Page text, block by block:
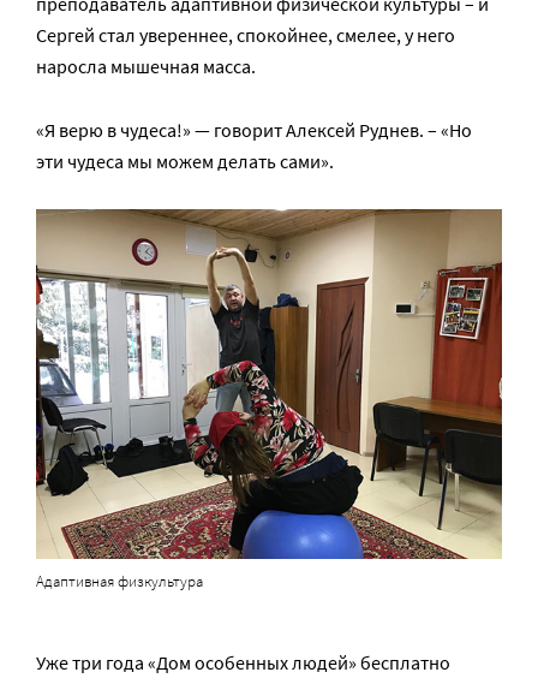
Сергей стал увереннее, спокойнее, смелее, у него
наросла мышечная масса.
«Я верю в чудеса!» — говорит Алексей Руднев. – «Но
эти чудеса мы можем делать сами».
Адаптивная физкультура
Уже три года «Дом особенных людей» бесплатно